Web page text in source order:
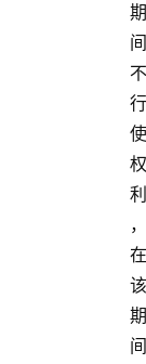
期
间
不
行
使
权
利
，
在
该
期
间